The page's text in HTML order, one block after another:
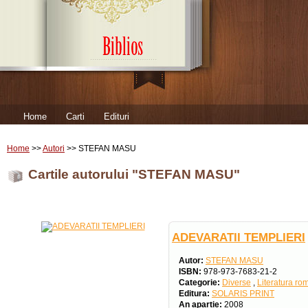
Home Carti Edituri
Home >>Autori >> STEFAN MASU
Cartile autorului "STEFAN MASU"
ADEVARATII TEMPLIERI
Autor: STEFAN MASU
ISBN: 978-973-7683-21-2
Categorie: Diverse , Literatura
Editura: SOLARIS PRINT
An apartie: 2008